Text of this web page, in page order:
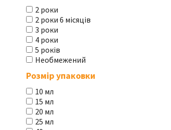
2 роки
2 роки 6 місяців
3 роки
4 роки
5 років
Необмежений
Розмір упаковки
10 мл
15 мл
20 мл
25 мл